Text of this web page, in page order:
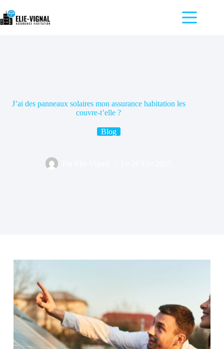
au
contenu
assurances
J’ai des panneaux solaires mon assurance habitation les
couvre-t’elle ?
Blog